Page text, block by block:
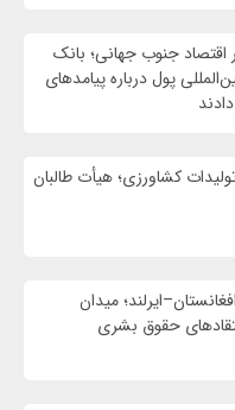
اقتصاد جنوب جهانی؛ بانک
پول درباره پیامدهای
کشاورزی؛ هیأت طالبان
میدان
حقوق بشری